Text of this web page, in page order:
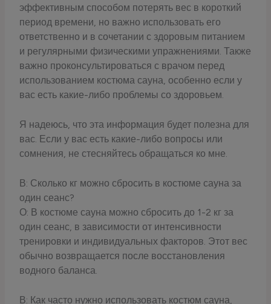
эффективным способом потерять вес в короткий
период времени, но важно использовать его
ответственно и в сочетании с здоровым питанием
и регулярными физическими упражнениями. Также
важно проконсультироваться с врачом перед
использованием костюма сауна, особенно если у
вас есть какие-либо проблемы со здоровьем.
Я надеюсь, что эта информация будет полезна для
вас. Если у вас есть какие-либо вопросы или
сомнения, не стесняйтесь обращаться ко мне.
В: Сколько кг можно сбросить в костюме сауна за
один сеанс?
О: В костюме сауна можно сбросить до 1-2 кг за
один сеанс, в зависимости от интенсивности
тренировки и индивидуальных факторов. Этот вес
обычно возвращается после восстановления
водного баланса.
В: Как часто нужно использовать костюм сауна,